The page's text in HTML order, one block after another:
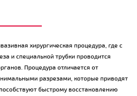
хирургическая процедура, где с
и специальной трубки проводится
Процедура отличается от
разрезами, которые приводят
быстрому восстановлению